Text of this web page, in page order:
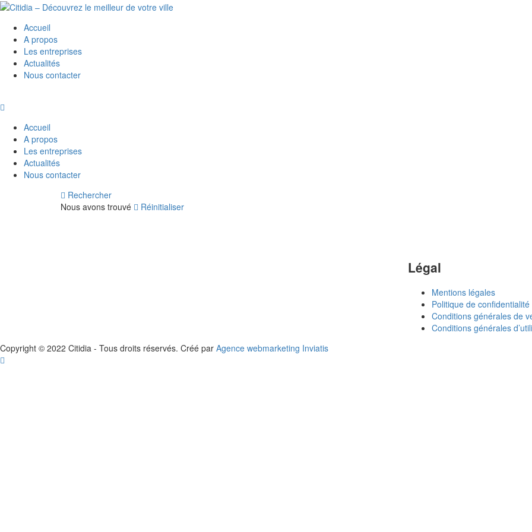
Accueil
A propos
Les entreprises
Actualités
Nous contacter
Accueil
A propos
Les entreprises
Actualités
Nous contacter
Rechercher
Nous avons trouvé
Réinitialiser
Légal
Mentions légales
Politique de confidentialité
Conditions générales de
Conditions générales
Copyright © 2022 Citidia - Tous droits réservés. Créé par Agence webmarketing Inviatis